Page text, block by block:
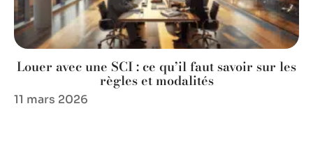
Louer avec une SCI : ce qu’il faut savoir sur les
règles et modalités
11 mars 2026